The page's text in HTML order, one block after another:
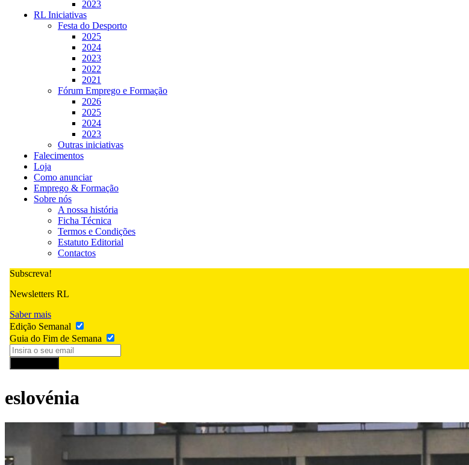
2023
RL Iniciativas
Festa do Desporto
2025
2024
2023
2022
2021
Fórum Emprego e Formação
2026
2025
2024
2023
Outras iniciativas
Falecimentos
Loja
Como anunciar
Emprego & Formação
Sobre nós
A nossa história
Ficha Técnica
Termos e Condições
Estatuto Editorial
Contactos
Subscreva!
Newsletters RL
Saber mais
Edição Semanal
Guia do Fim de Semana
eslovénia